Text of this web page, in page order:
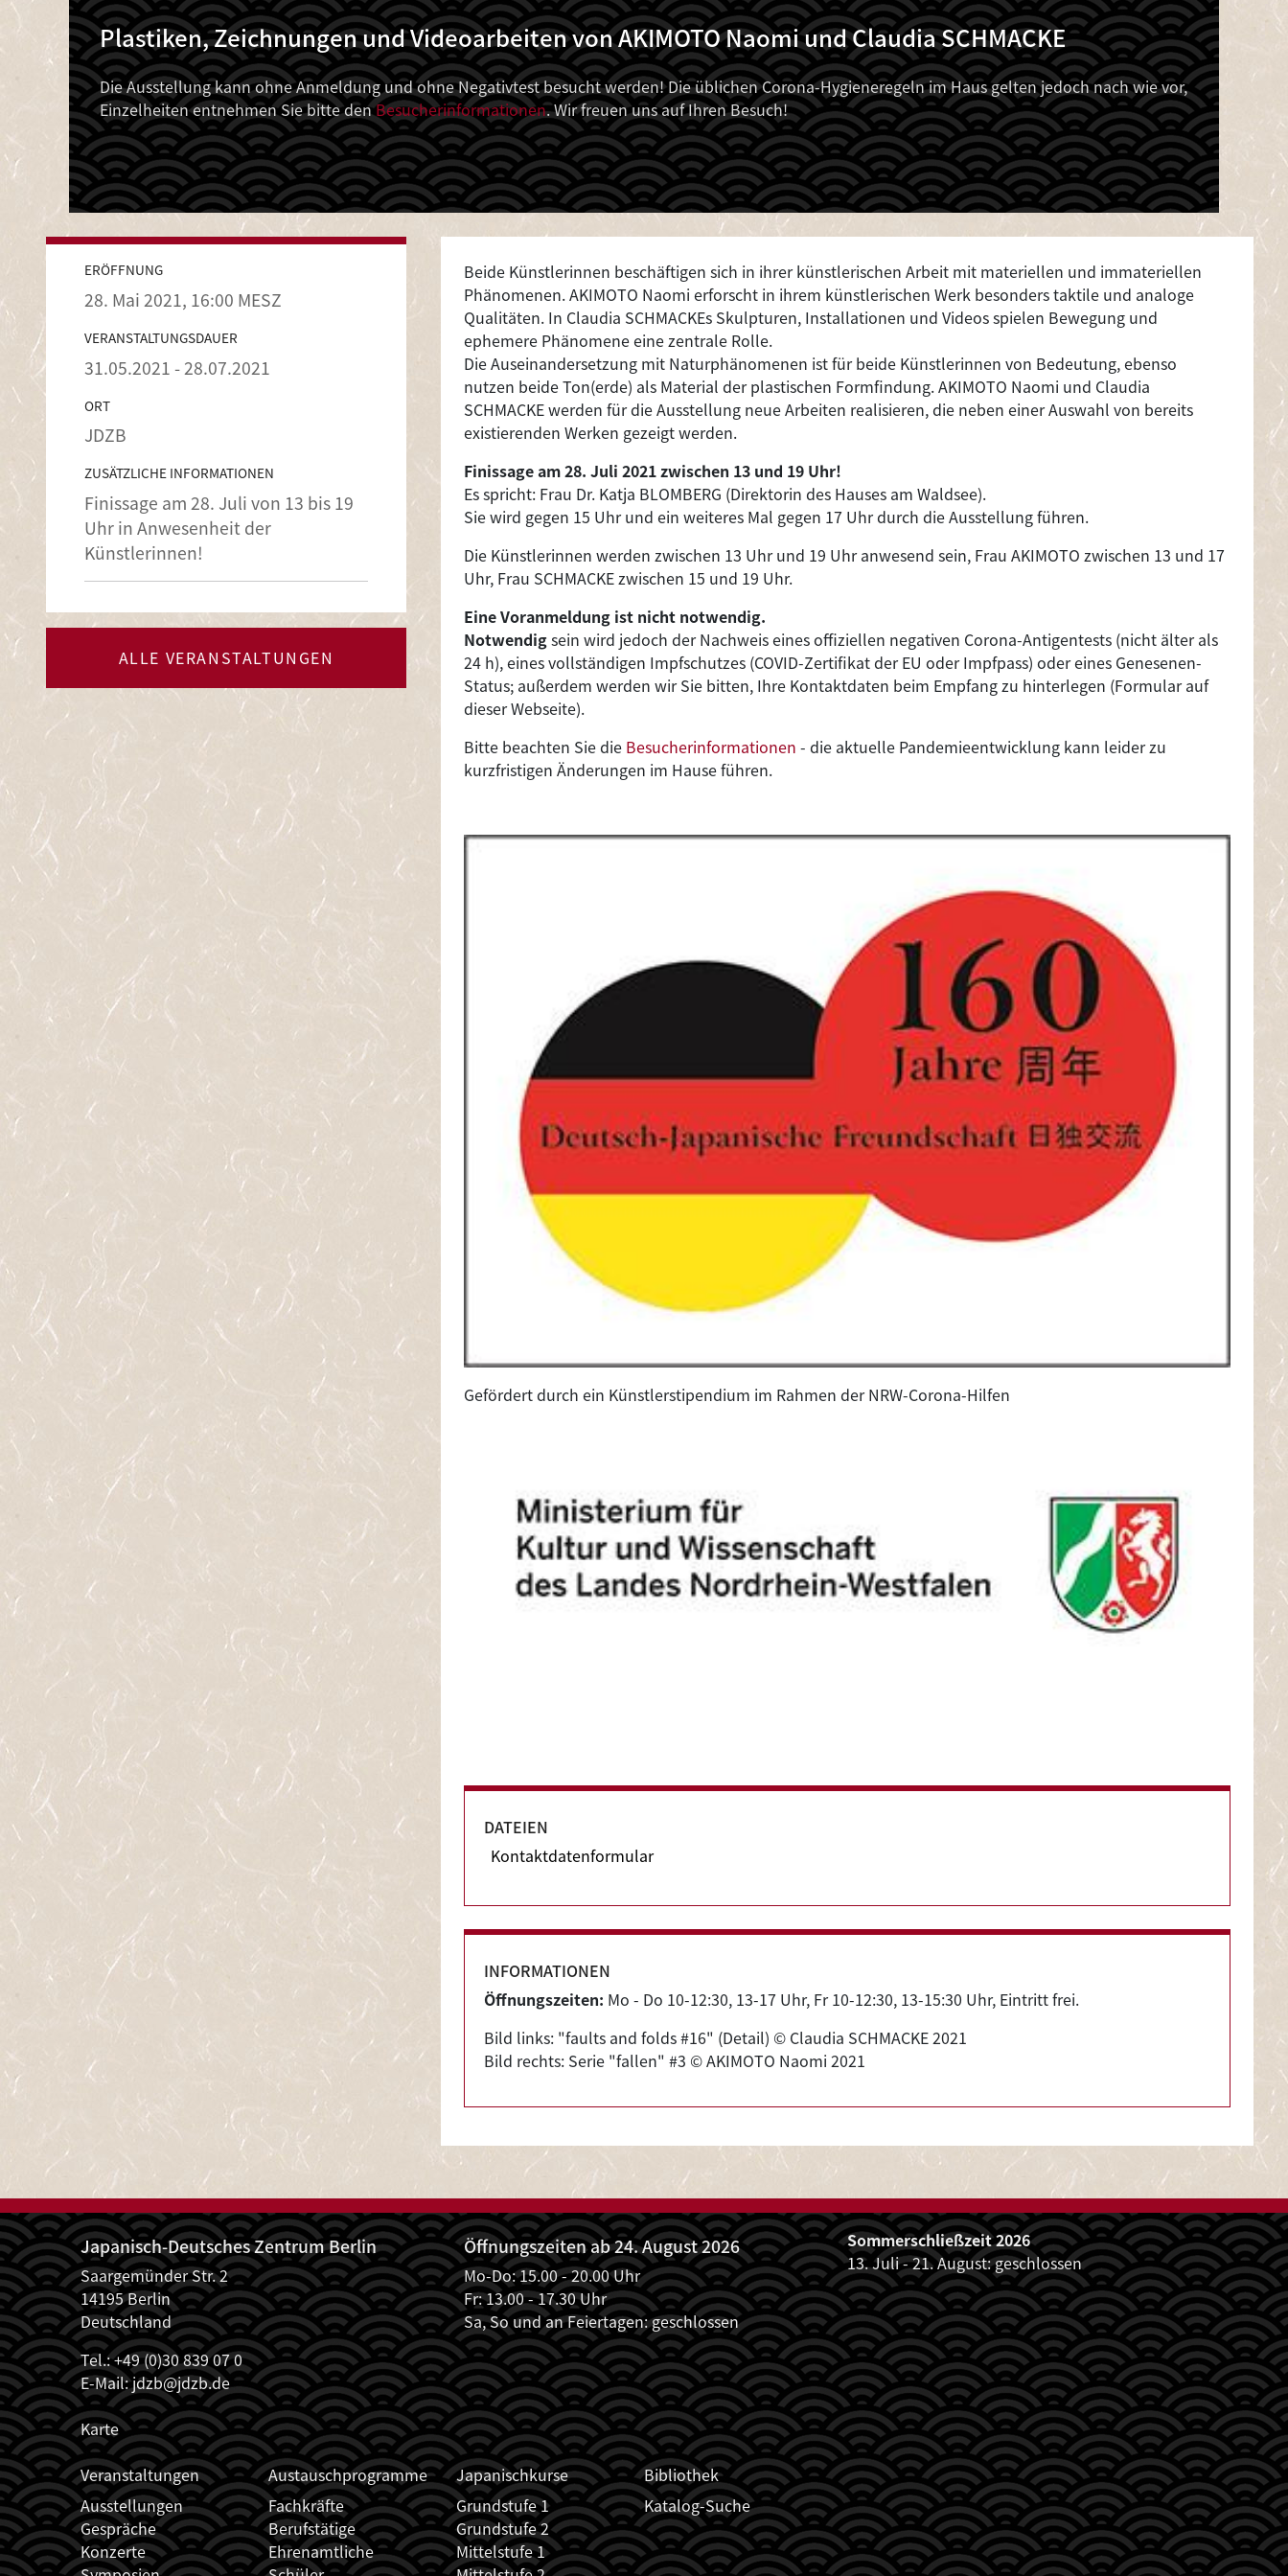
Plastiken, Zeichnungen und Videoarbeiten von AKIMOTO Naomi und Claudia SCHMACKE
Die Ausstellung kann ohne Anmeldung und ohne Negativtest besucht werden! Die üblichen Corona-Hygieneregeln im Haus gelten jedoch nach wie vor,
Einzelheiten entnehmen Sie bitte denBesucherinformationen. Wir freuen uns auf Ihren Besuch!
ERÖFFNUNG
28. Mai 2021, 16:00 MESZ
VERANSTALTUNGSDAUER
31.05.2021 - 28.07.2021
ORT
JDZB
ZUSÄTZLICHE INFORMATIONEN
Finissage am 28. Juli von 13 bis 19
Uhr in Anwesenheit der
Künstlerinnen!
ALLE VERANSTALTUNGEN
Beide Künstlerinnen beschäftigen sich in ihrer künstlerischen Arbeit mit materiellen und immateriellen
Phänomenen. AKIMOTO Naomi erforscht in ihrem künstlerischen Werk besonders taktile und analoge
Qualitäten. In Claudia SCHMACKEs Skulpturen, Installationen und Videos spielen Bewegung und
ephemere Phänomene eine zentrale Rolle.
Die Auseinandersetzung mit Naturphänomenen ist für beide Künstlerinnen von Bedeutung, ebenso
nutzen beide Ton(erde) als Material der plastischen Formfindung. AKIMOTO Naomi und Claudia
SCHMACKE werden für die Ausstellung neue Arbeiten realisieren, die neben einer Auswahl von bereits
existierenden Werken gezeigt werden.
Finissage am 28. Juli 2021 zwischen 13 und 19 Uhr!
Es spricht: Frau Dr. Katja BLOMBERG (Direktorin des Hauses am Waldsee).
Sie wird gegen 15 Uhr und ein weiteres Mal gegen 17 Uhr durch die Ausstellung führen.
Die Künstlerinnen werden zwischen 13 Uhr und 19 Uhr anwesend sein, Frau AKIMOTO zwischen 13 und 17
Uhr, Frau SCHMACKE zwischen 15 und 19 Uhr.
Eine Voranmeldung ist nicht notwendig.
Notwendigsein wird jedoch der Nachweis eines offiziellen negativen Corona-Antigentests (nicht älter als
24 h), eines vollständigen Impfschutzes (COVID-Zertifikat der EU oder Impfpass) oder eines Genesenen-
Status; außerdem werden wir Sie bitten, Ihre Kontaktdaten beim Empfang zu hinterlegen (Formular auf
dieser Webseite).
Bitte beachten Sie die Besucherinformationen - die aktuelle Pandemieentwicklung kann leider zu
kurzfristigen Änderungen im Hause führen.
Image
Gefördert durch ein Künstlerstipendium im Rahmen der NRW-Corona-Hilfen
ERÖFFNUNG
28. Mai 2021, 16:00 MESZ
VERANSTALTUNGSDAUER
ORT
JDZB
ZUSÄTZLICHE INFORMATIONEN
Finissage am 28. Juli von 13 bis 19 Uhr in Anwesenheit der Künstlerinnen!
DATEIEN
Kontaktdatenformular
INFORMATIONEN
Öffnungszeiten: Mo - Do 10-12:30, 13-17 Uhr, Fr 10-12:30, 13-15:30 Uhr, Eintritt frei.
Bild links: "faults and folds #16" (Detail) © Claudia SCHMACKE 2021
Bild rechts: Serie "fallen" #3 © AKIMOTO Naomi 2021
ALLE VERANSTALTUNGEN
Japanisch-Deutsches Zentrum Berlin
Saargemünder Str. 2
14195 Berlin
Deutschland
Tel.: +49 (0)30 839 07 0
E-Mail:jdzb@jdzb.de
Karte
Öffnungszeiten ab 24. August 2026
Mo-Do: 15.00 - 20.00 Uhr
Fr: 13.00 - 17.30 Uhr
Sa, So und an Feiertagen: geschlossen
Sommerschließzeit 2026
13. Juli - 21. August: geschlossen
JDZB_FUSSZEILENMENÜ
Veranstaltungen
Ausstellungen
Gespräche
Konzerte
Austauschprogramme
Fachkräfte
Berufstätige
Ehrenamtliche
Japanischkurse
Grundstufe 1
Grundstufe 2
Mittelstufe 1
Bibliothek
Katalog-Suche